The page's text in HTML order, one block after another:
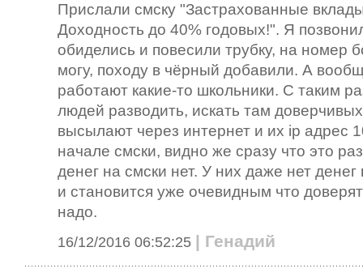
Прислали смску "Застрахованные
Доходность до 40% годовых!". Я
обиделись и повесили трубку, на номер
могу, походу в чёрный добавили. А
работают какие-то школьники. С таким
людей разводить, искать там
высылают через интернет и их ip адрес
начале смски, видно же сразу что это
денег на смски нет. У них даже нет
и становится уже очевидным что
надо.
16/12/2016 06:52:25 | Генадий